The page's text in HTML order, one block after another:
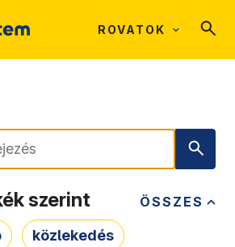
ROVATOK
ÖSSZES
szerint
közlekedés